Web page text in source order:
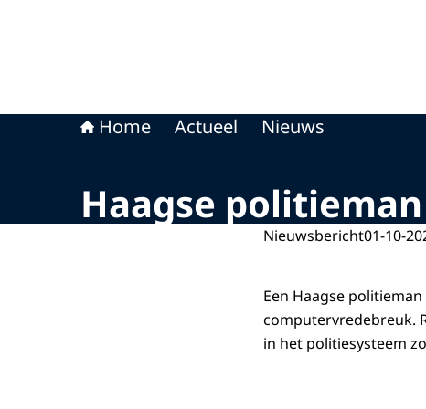
Home Actueel Nieuws
Haagse
Nieuwsbericht01-10-
Een Haagse
computervredebreuk.
in het politiesysteem